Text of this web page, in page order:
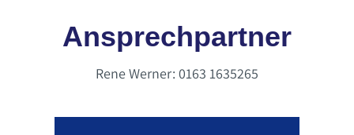
Ansprechpartner
Rene Werner: 0163 1635265